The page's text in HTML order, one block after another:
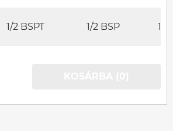
1/2 BSPT 1/2 BSP 14